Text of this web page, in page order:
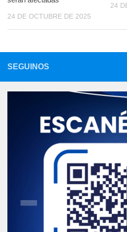
24 DE OCTUBRE DE 2025
24
SEGUINOS